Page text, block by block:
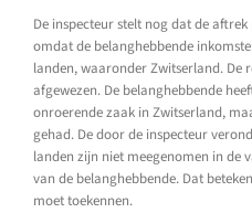
De inspecteur stelt nog dat de
omdat de belanghebbende
landen, waaronder Zwitserland. De
afgewezen. De belanghebbende
onroerende zaak in Zwitserland,
gehad. De door de inspecteur
landen zijn niet meegenomen in de
van de belanghebbende. Dat
moet toekennen.